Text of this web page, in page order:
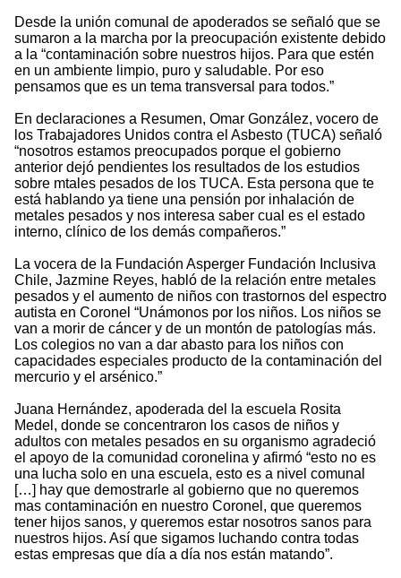
Desde la unión comunal de apoderados se señaló que se
sumaron a la marcha por la preocupación existente debido
a la “contaminación sobre nuestros hijos. Para que estén
en un ambiente limpio, puro y saludable. Por eso
pensamos que es un tema transversal para todos.”
En declaraciones a Resumen, Omar González, vocero de
los Trabajadores Unidos contra el Asbesto (TUCA) señaló
“nosotros estamos preocupados porque el gobierno
anterior dejó pendientes los resultados de los estudios
sobre mtales pesados de los TUCA. Esta persona que te
está hablando ya tiene una pensión por inhalación de
metales pesados y nos interesa saber cual es el estado
interno, clínico de los demás compañeros.”
La vocera de la Fundación Asperger Fundación Inclusiva
Chile, Jazmine Reyes, habló de la relación entre metales
pesados y el aumento de niños con trastornos del espectro
autista en Coronel “Unámonos por los niños. Los niños se
van a morir de cáncer y de un montón de patologías más.
Los colegios no van a dar abasto para los niños con
capacidades especiales producto de la contaminación del
mercurio y el arsénico.”
Juana Hernández, apoderada del la escuela Rosita
Medel, donde se concentraron los casos de niños y
adultos con metales pesados en su organismo agradeció
el apoyo de la comunidad coronelina y afirmó “esto no es
una lucha solo en una escuela, esto es a nivel comunal
[…] hay que demostrarle al gobierno que no queremos
mas contaminación en nuestro Coronel, que queremos
tener hijos sanos, y queremos estar nosotros sanos para
nuestros hijos. Así que sigamos luchando contra todas
estas empresas que día a día nos están matando”.